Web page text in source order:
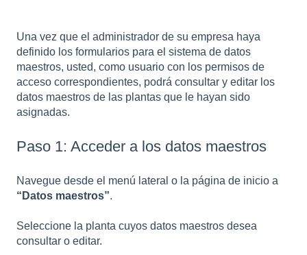
Una vez que el administrador de su empresa haya
definido los formularios para el sistema de datos
maestros, usted, como usuario con los permisos de
acceso correspondientes, podrá consultar y editar los
datos maestros de las plantas que le hayan sido
asignadas.
Paso 1: Acceder a los datos maestros
Navegue desde el menú lateral o la página de inicio a
“Datos maestros”.
Seleccione la planta cuyos datos maestros desea
consultar o editar.